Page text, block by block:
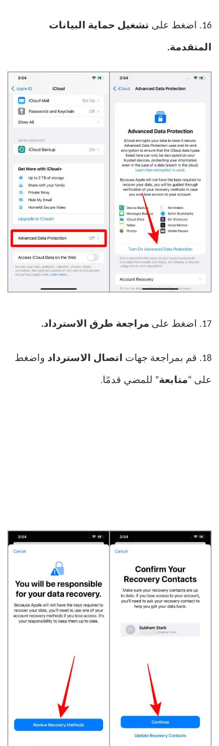
16. اضغط على تشغيل حماية البيانات
المتقدمة.
17. اضغط على مراجعة طرق الاسترداد.
18. قم بمراجعة جهات اتصال الاسترداد واضغط
على “متابعة” للمضي قدمًا.